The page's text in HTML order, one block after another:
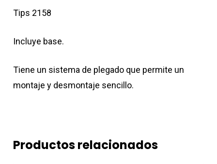
Tips 2158
Incluye base.
Tiene un sistema de plegado que permite un
montaje y desmontaje sencillo.
Productos relacionados